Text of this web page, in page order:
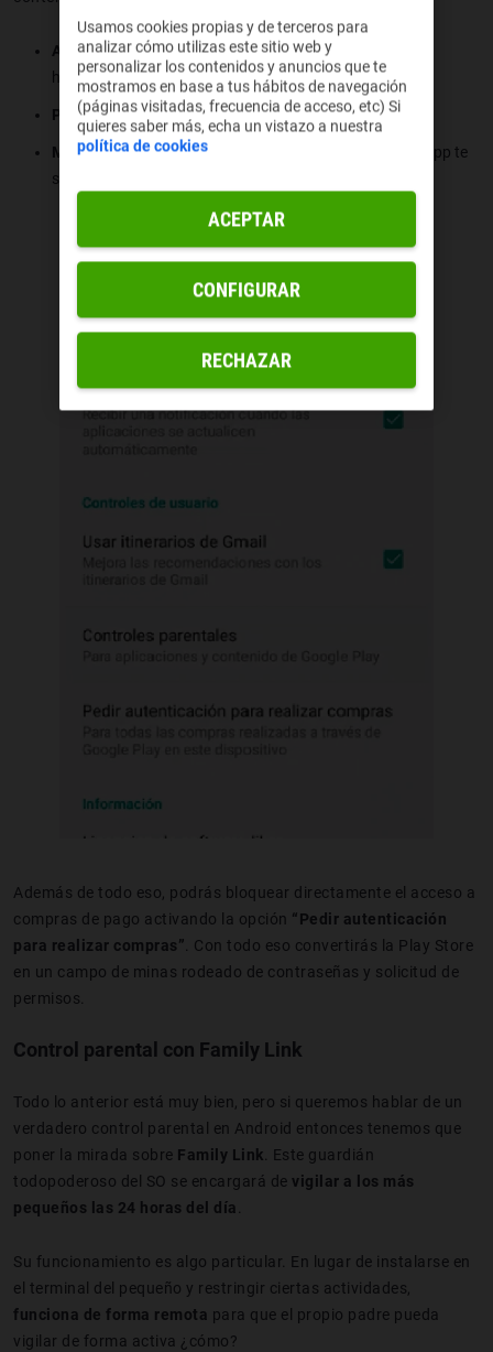
Aplicaciones y juegos: puedes discriminar por edades
haciendo uso del sistema de calificación PEGI.
Películas: filtra por géneros y calificaciones de edades.
Música: aquí existe un poco más de libertad, aunque la app te
sugiere de forma automática el contenido más sensible.
Además de todo eso, podrás bloquear directamente el acceso a
compras de pago activando la opción “Pedir autenticación
para realizar compras” . Con todo eso convertirás la Play Store
en un campo de minas rodeado de contraseñas y solicitud de
permisos.
Control parental con Family Link
Todo lo anterior está muy bien, pero si queremos hablar de un
verdadero control parental en Android entonces tenemos que
poner la mirada sobre Family Link . Este guardián
todopoderoso del SO se encargará de vigilar a los más
pequeños las 24 horas del día
Su funcionamiento es algo particular. En lugar de instalarse en
el terminal del pequeño y restringir ciertas actividades,
funciona de forma remota para que el propio padre pueda
vigilar de forma activa ¿cómo?
Usamos cookies propias y de terceros para
analizar cómo utilizas este sitio web y
personalizar los contenidos y anuncios que te
mostramos en base a tus hábitos de navegación
(páginas visitadas, frecuencia de acceso, etc) Si
quieres saber más, echa un vistazo a nuestra
política de cookies
RECHAZAR
ACEPTAR
CONFIGURAR